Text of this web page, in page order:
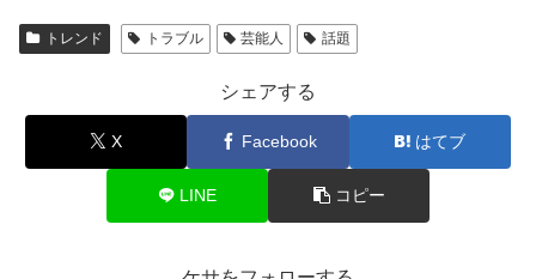
トレンド トラブル 芸能人 話題
シェアする
X Facebook はてブ
LINE コピー